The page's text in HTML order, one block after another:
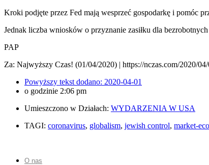
Kroki podjęte przez Fed mają wesprzeć gospodarkę i pomóc
Jednak liczba wniosków o przyznanie zasiłku dla
PAP
Za: Najwyższy Czas! (01/04/2020) | https://nczas.com/2020/
Powyższy tekst dodano: 2020-04-01
o godzinie 2:06 pm
Umieszczono w Działach: WYDARZENIA W USA
TAGI: coronavirus, globalism, jewish control, market-
O nas